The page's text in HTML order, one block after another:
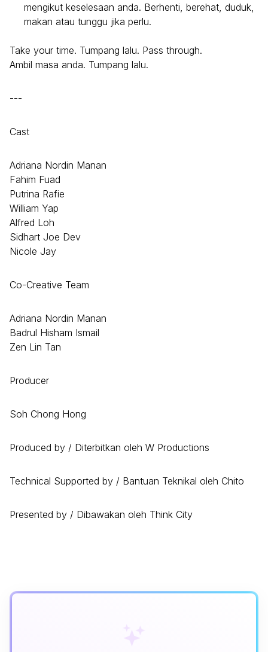
mengikut keselesaan anda. Berhenti, berehat, duduk,
makan atau tunggu jika perlu.
Take your time. Tumpang lalu. Pass through.
Ambil masa anda. Tumpang lalu.
---
Cast
Adriana Nordin Manan
Fahim Fuad
Putrina Rafie
William Yap
Alfred Loh
Sidhart Joe Dev
Nicole Jay
Co-Creative Team
Adriana Nordin Manan
Badrul Hisham Ismail
Zen Lin Tan
Producer
Soh Chong Hong
Produced by / Diterbitkan oleh W Productions
Technical Supported by / Bantuan Teknikal oleh Chito
Presented by / Dibawakan oleh Think City